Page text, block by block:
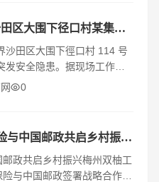
【香港·快讯】新界沙田区大围下径口村某集团仓库突发安全隐患 资料受损严重
田区大围下徑口村 114 号
安全隐患。据现场工作人
长时间 超负荷运载 导致系
0
瑞众保险与中国邮政共启乡村振兴梅州双柚工程
政共启乡村振兴梅州双柚工
与中国邮政签署战略合作协